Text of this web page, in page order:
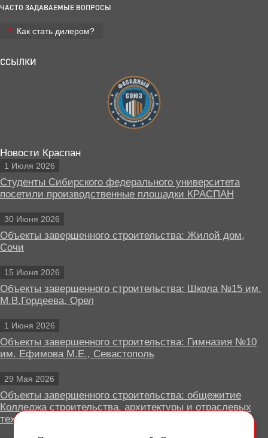
ЧАСТО ЗАДАВАЕМЫЕ ВОПРОСЫ
Как стать дилером?
ССЫЛКИ
Новости Краспан
1 Июля 2026
Студенты Сибирского федерального университета
посетили производственные площадки КРАСПАН
30 Июня 2026
Объекты завершенного строительства: Жилой дом,
Сочи
15 Июня 2026
Объекты завершенного строительства: Школа №15 им.
М.В.Гордеева, Орел
1 Июня 2026
Объекты завершенного строительства: Гимназия №10
им. Ефимова М.Е., Севастополь
29 Мая 2026
Объекты завершенного строительства: общежитие
Колледжа строительства, архитектуры и отраслевых
технологий, Липецк